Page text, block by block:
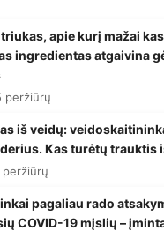
apie kurį mažai
ingredientas atgaivina
peržiūrų
iš veidų:
Kas turėtų trauktis
pagaliau rado
COVID-19 mįslių –